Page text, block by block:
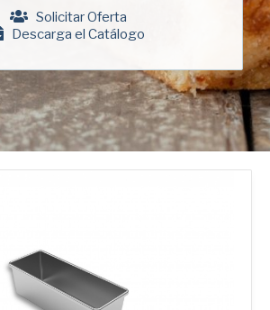
Solicitar Oferta
Descarga el Catálogo
laPolítica de privacidadde